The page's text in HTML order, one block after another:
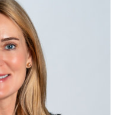
& van Haaren in
Moderne Talen
Antwerpen.